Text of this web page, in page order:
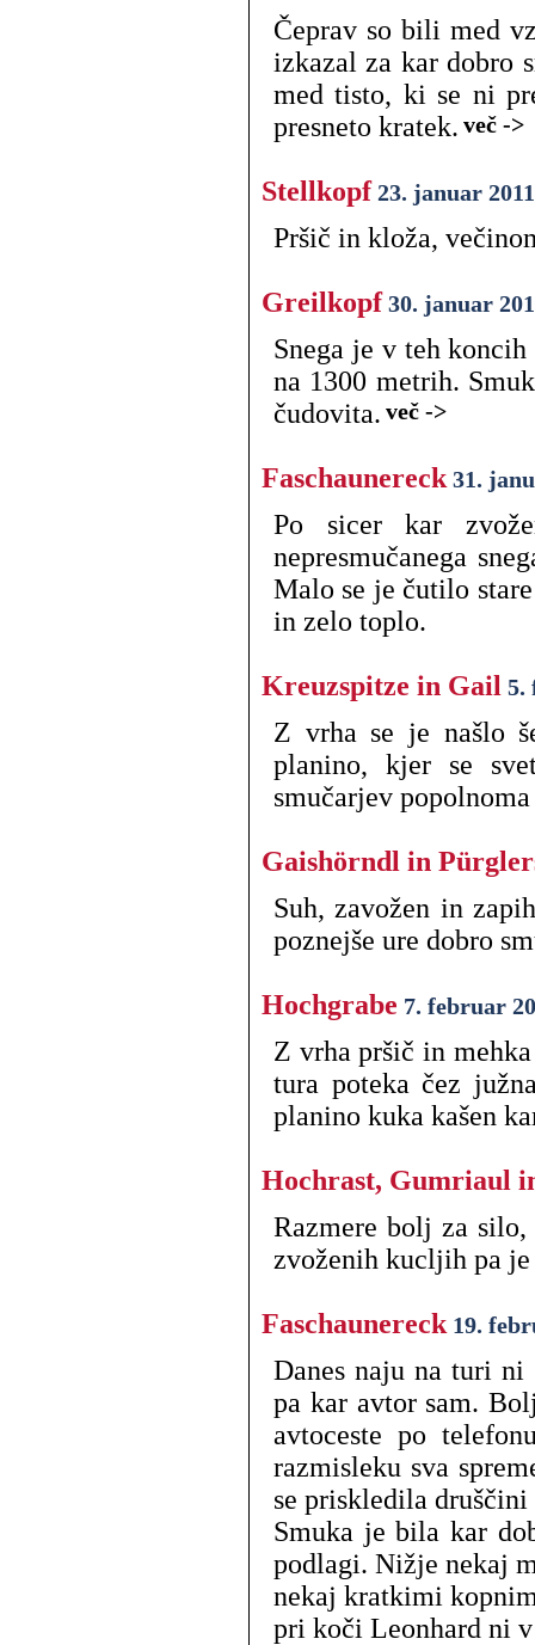
Čeprav so bili med
izkazal za kar dobro
med tisto, ki se ni
presneto kratek. več ->
Stellkopf 23. januar 2011
Pršič in kloža,
Greilkopf 30. januar
Snega je v teh
na 1300 metrih.
čudovita. več ->
Faschaunereck 31.
Po sicer kar
nepresmučanega
Malo se je čutilo
in zelo toplo.
Kreuzspitze in Gail 5.
Z vrha se je našlo
planino, kjer se
smučarjev
Gaishörndl in
Suh, zavožen in
poznejše ure dobro
Hochgrabe 7. februar
Z vrha pršič in
tura poteka čez
planino kuka kašen
Hochrast, Gumriaul
Razmere bolj za
zvoženih kucljih pa
Faschaunereck 19.
Danes naju na turi
pa kar avtor sam.
avtoceste po
razmisleku sva
se priskledila druščini
Smuka je bila kar
podlagi. Nižje nekaj
nekaj kratkimi
pri koči Leonhard ni